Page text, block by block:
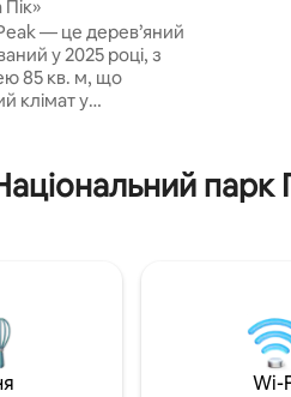
— це дерев’яний
у 2025 році, з
85 кв. м, що
клімат у
а на верхньому
та 1 ванна кімната з
Широка панорама
швидко перейти в
парк
Wi-